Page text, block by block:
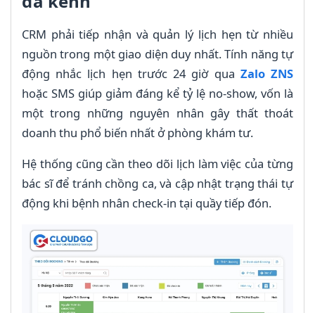
CRM phải tiếp nhận và quản lý lịch hẹn từ nhiều
nguồn trong một giao diện duy nhất. Tính năng tự
động nhắc lịch hẹn trước 24 giờ qua Zalo ZNS
hoặc SMS giúp giảm đáng kể tỷ lệ no-show, vốn là
một trong những nguyên nhân gây thất thoát
doanh thu phổ biến nhất ở phòng khám tư.
Hệ thống cũng cần theo dõi lịch làm việc của từng
bác sĩ để tránh chồng ca, và cập nhật trạng thái tự
động khi bệnh nhân check-in tại quầy tiếp đón.